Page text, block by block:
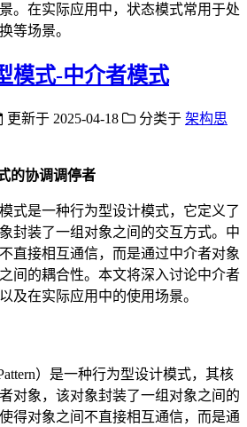
。在实际应用中，状态模式常用于处
等场景。
模式-中介者模式
更新于 2025-04-18 分类于 架构思
的协调调停者
式是一种行为型设计模式，它定义了
封装了一组对象之间的交互方式。中
直接相互通信，而是通过中介者对象
间的耦合性。本文将深入讨论中介者
及在实际应用中的使用场景。
）是一种行为型设计模式，其核
对象，该对象封装了一组对象之间的
得对象之间不直接相互通信，而是通